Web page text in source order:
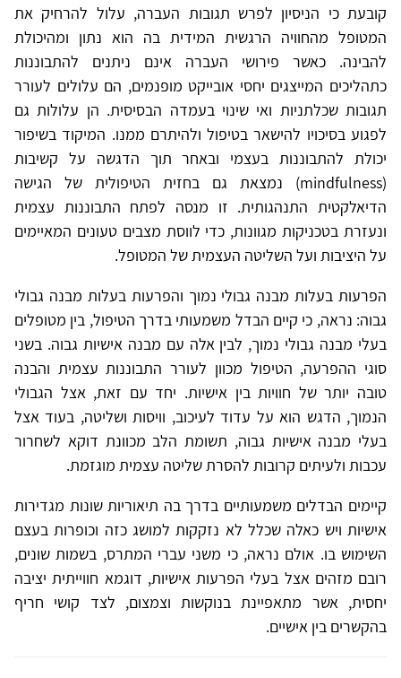
קובעת כי הניסיון לפרש תגובות העברה, עלול להרחיק את
המטופל מהחוויה הרגשית המידית בה הוא נתון ומהיכולת
להבינה. כאשר פירושי העברה אינם ניתנים להתבוננות
כתהליכים המייצגים יחסי אובייקט מופנמים, הם עלולים לעורר
תגובות שכלתניות ואי שינוי בעמדה הבסיסית. הן עלולות גם
לפגוע בסיכויו להישאר בטיפול ולהיתרם ממנו. המיקוד בשיפור
יכולת להתבוננות בעצמי ובאחר תוך הדגשה על קשיבות
(mindfulness) נמצאת גם בחזית הטיפולית של הגישה
הדיאלקטית התנהגותית. זו מנסה לפתח התבוננות עצמית
ונעזרת בטכניקות מגוונות, כדי לווסת מצבים טעונים המאיימים
על היציבות ועל השליטה העצמית של המטופל.
הפרעות בעלות מבנה גבולי נמוך והפרעות בעלות מבנה גבולי
גבוה: נראה, כי קיים הבדל משמעותי בדרך הטיפול, בין מטופלים
בעלי מבנה גבולי נמוך, לבין אלה עם מבנה אישיות גבוה. בשני
סוגי ההפרעה, הטיפול מכוון לעורר התבוננות עצמית והבנה
טובה יותר של חוויות בין אישיות. יחד עם זאת, אצל הגבולי
הנמוך, הדגש הוא על עדוד לעיכוב, וויסות ושליטה, בעוד אצל
בעלי מבנה אישיות גבוה, תשומת הלב מכוונת דוקא לשחרור
עכבות ולעיתים קרובות להסרת שליטה עצמית מוגזמת.
קיימים הבדלים משמעותיים בדרך בה תיאוריות שונות מגדירות
אישיות ויש כאלה שכלל לא נזקקות למושג כזה וכופרות בעצם
השימוש בו. אולם נראה, כי משני עברי המתרס, בשמות שונים,
רובם מזהים אצל בעלי הפרעות אישיות, דוגמא חווייתית יציבה
יחסית, אשר מתאפיינת בנוקשות וצמצום, לצד קושי חריף
בהקשרים בין אישיים.